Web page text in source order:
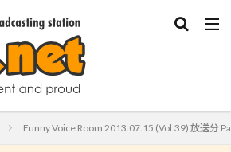
Funny Voice Room 2013.07.15 (Vol.39) 放送分